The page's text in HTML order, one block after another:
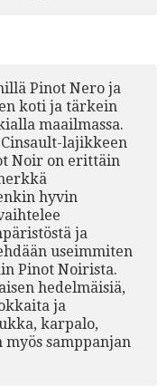
Pinot Nero ja
koti ja tärkein
maailmassa.
lajikkeen
Noir on erittäin
hyvin
ja
useimmiten
Pinot Noirista.
hedelmäisiä,
ja
karpalo,
samppanjan